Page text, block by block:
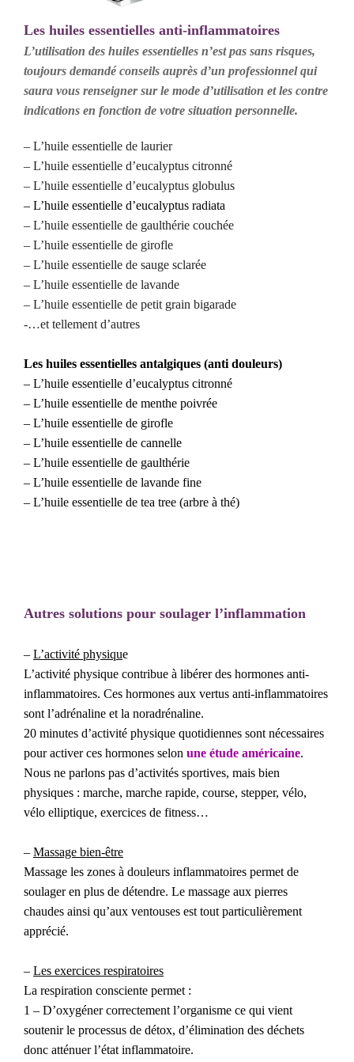
Les huiles essentielles anti-inflammatoires
L’utilisation des huiles essentielles n’est pas sans risques,
toujours demandé conseils auprès d’un professionnel qui
saura vous renseigner sur le mode d’utilisation et les contre
indications en fonction de votre situation personnelle.
– L’huile essentielle de laurier
– L’huile essentielle d’eucalyptus citronné
– L’huile essentielle d’eucalyptus globulus
– L’huile essentielle d’eucalyptus radiata
– L’huile essentielle de gaulthérie couchée
– L’huile essentielle de girofle
– L’huile essentielle de sauge sclarée
– L’huile essentielle de lavande
– L’huile essentielle de petit grain bigarade
-…et tellement d’autres
Les huiles essentielles antalgiques (anti douleurs)
– L’huile essentielle d’eucalyptus citronné
– L’huile essentielle de menthe poivrée
– L’huile essentielle de girofle
– L’huile essentielle de cannelle
– L’huile essentielle de gaulthérie
– L’huile essentielle de lavande fine
– L’huile essentielle de tea tree (arbre à thé)
Autres solutions pour soulager l’inflammation
– L’activité physique
L’activité physique contribue à libérer des hormones anti-
inflammatoires. Ces hormones aux vertus anti-inflammatoires
sont l’adrénaline et la noradrénaline.
20 minutes d’activité physique quotidiennes sont nécessaires
pour activer ces hormones selon une étude américaine.
Nous ne parlons pas d’activités sportives, mais bien
physiques : marche, marche rapide, course, stepper, vélo,
vélo elliptique, exercices de fitness…
– Massage bien-être
Massage les zones à douleurs inflammatoires permet de
soulager en plus de détendre. Le massage aux pierres
chaudes ainsi qu’aux ventouses est tout particulièrement
apprécié.
– Les exercices respiratoires
La respiration consciente permet :
1 – D’oxygéner correctement l’organisme ce qui vient
soutenir le processus de détox, d’élimination des déchets
donc atténuer l’état inflammatoire.